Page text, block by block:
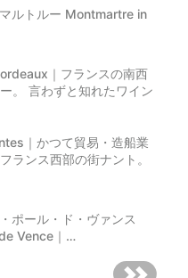
ルトルー Montmartre in
｜フランスの南西
。 言わずと知れたワイン
｜かつて貿易・造船業
ランス西部の街ナント。
ポール・ド・ヴァンス
Vence｜…